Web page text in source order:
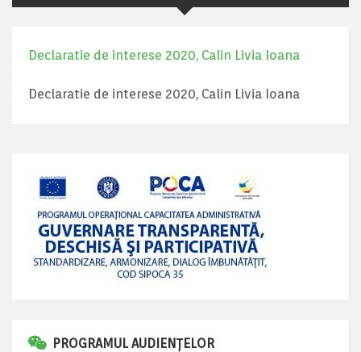
Declaratie de interese 2020, Calin Livia Ioana
Declaratie de interese 2020, Calin Livia Ioana
PROGRAMUL AUDIENȚELOR